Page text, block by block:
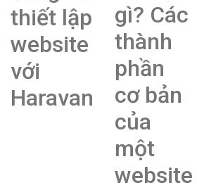
thiết lập
website
với
Haravan
gì? Các
thành
phần
cơ bản
của
một
website